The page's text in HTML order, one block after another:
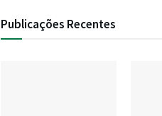
Publicações Recentes